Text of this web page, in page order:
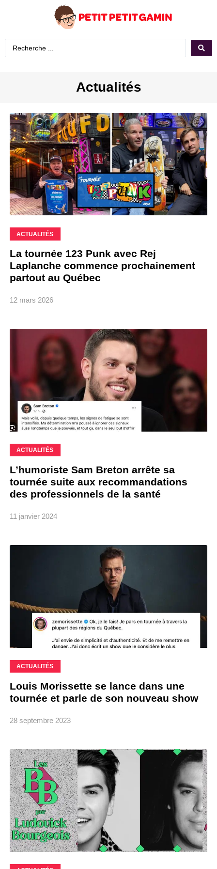
Actualités
ACTUALITÉS
La tournée 123 Punk avec Rej
Laplanche commence prochainement
partout au Québec
12 mars 2026
ACTUALITÉS
L’humoriste Sam Breton arrête sa
tournée suite aux recommandations
des professionnels de la santé
11 janvier 2024
ACTUALITÉS
Louis Morissette se lance dans une
tournée et parle de son nouveau show
28 septembre 2023